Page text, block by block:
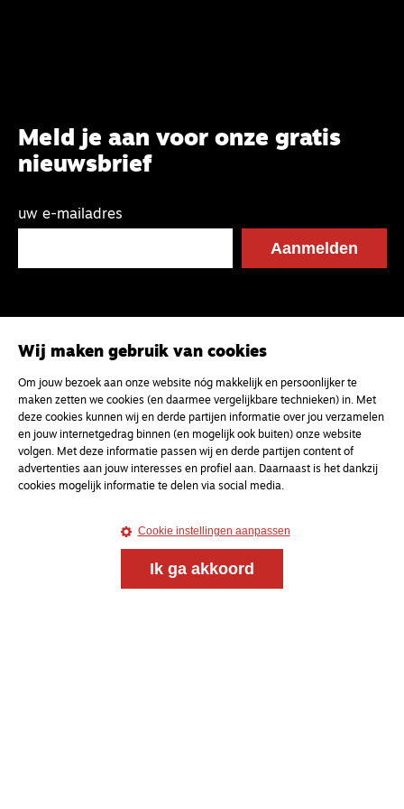
Meld je aan voor onze gratis
nieuwsbrief
uw e-mailadres
Wij maken gebruik van cookies
Om jouw bezoek aan onze website nóg makkelijk en persoonlijker te
maken zetten we cookies (en daarmee vergelijkbare technieken) in. Met
deze cookies kunnen wij en derde partijen informatie over jou verzamelen
en jouw internetgedrag binnen (en mogelijk ook buiten) onze website
volgen. Met deze informatie passen wij en derde partijen content of
advertenties aan jouw interesses en profiel aan. Daarnaast is het dankzij
cookies mogelijk informatie te delen via social media.
Cookie instellingen aanpassen
Ik ga akkoord